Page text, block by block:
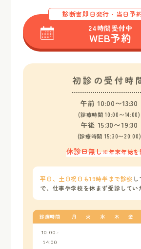
診断書即日発行・当日予
24時間受付中
WEB予約
初診の受付時
午前 10:00〜13:30
(診療時間 10:00〜14:00)
午後 15:30〜19:30
(診療時間 15:30〜20:00)
休診日無し※年末年始を
平日、土日祝日も19時半まで診察
で、 仕事や学校を休まず受診してい
診療時間 月 火 水 木 金
10:00~
14:00